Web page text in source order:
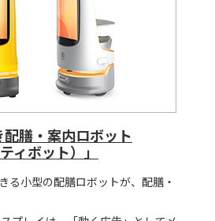
膳・案内ロボット
ィボット）」
る小型の配膳ロボットが、配膳・